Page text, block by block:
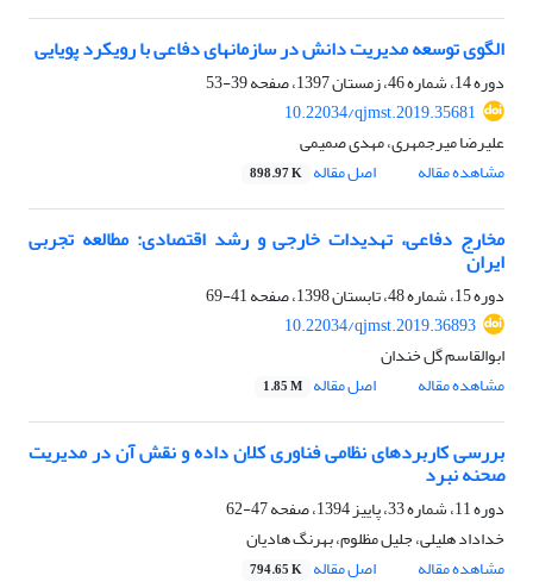
الگوی توسعه مدیریت دانش در سازمانهای دفاعی با رویکرد پویایی
دوره 14، شماره 46، زمستان 1397، صفحه
39-53
10.22034/qjmst.2019.35681
علیرضا میرجمهری، مهدی صمیمی
مشاهده مقاله
اصل مقاله 898.97 K
مخارج دفاعی، تهدیدات خارجی و رشد اقتصادی: مطالعه تجربی
ایران
دوره 15، شماره 48، تابستان 1398، صفحه
41-69
10.22034/qjmst.2019.36893
ابوالقاسم گل خندان
مشاهده مقاله
اصل مقاله 1.85 M
بررسی کاربردهای نظامی فناوری کلان داده و نقش آن در مدیریت
صحنه نبرد
دوره 11، شماره 33، پاییز 1394، صفحه
47-62
خداداد هلیلی، جلیل مظلوم، بهرنگ هادیان
مشاهده مقاله
اصل مقاله 794.65 K